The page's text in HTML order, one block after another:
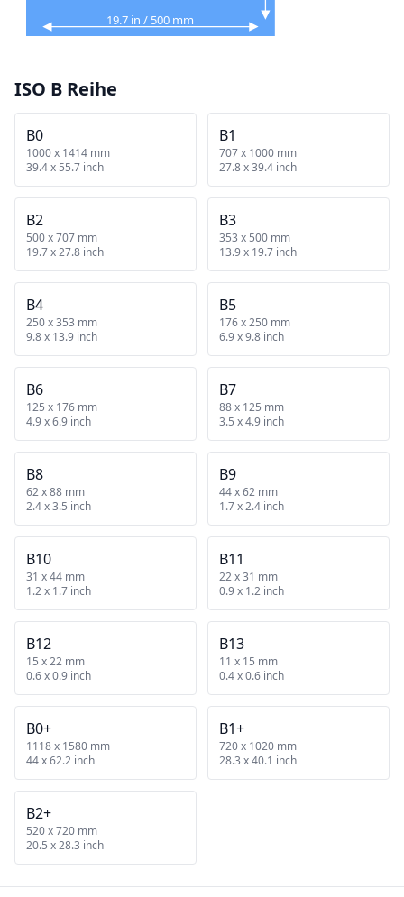
19.7 in / 500 mm
ISO B Reihe
B0
1000 x 1414 mm
39.4 x 55.7 inch
B1
707 x 1000 mm
27.8 x 39.4 inch
B2
500 x 707 mm
19.7 x 27.8 inch
B3
353 x 500 mm
13.9 x 19.7 inch
B4
250 x 353 mm
9.8 x 13.9 inch
B5
176 x 250 mm
6.9 x 9.8 inch
B6
125 x 176 mm
4.9 x 6.9 inch
B7
88 x 125 mm
3.5 x 4.9 inch
B8
62 x 88 mm
2.4 x 3.5 inch
B9
44 x 62 mm
1.7 x 2.4 inch
B10
31 x 44 mm
1.2 x 1.7 inch
B11
22 x 31 mm
0.9 x 1.2 inch
B12
15 x 22 mm
0.6 x 0.9 inch
B13
11 x 15 mm
0.4 x 0.6 inch
B0+
1118 x 1580 mm
44 x 62.2 inch
B1+
720 x 1020 mm
28.3 x 40.1 inch
B2+
520 x 720 mm
20.5 x 28.3 inch